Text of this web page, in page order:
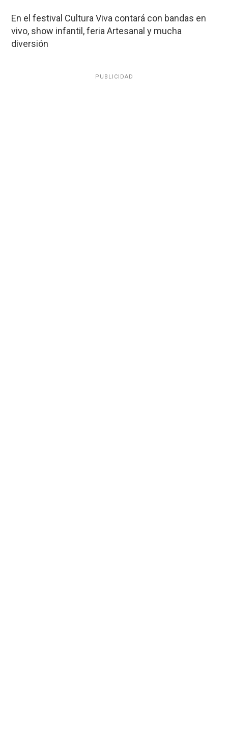
En el festival Cultura Viva contará con bandas en
vivo, show infantil, feria Artesanal y mucha
diversión
PUBLICIDAD